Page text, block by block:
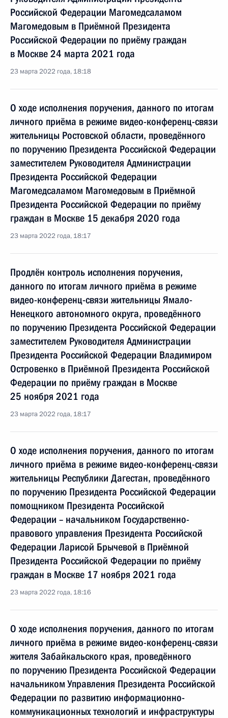
Российской Федерации Магомедсаламом
Магомедовым в Приёмной Президента
Российской Федерации по приёму граждан
в Москве 24 марта 2021 года
23 марта 2022 года, 18:18
О ходе исполнения поручения, данного по итогам
личного приёма в режиме видео-конференц-связи
жительницы Ростовской области, проведённого
по поручению Президента Российской Федерации
заместителем Руководителя Администрации
Президента Российской Федерации
Магомедсаламом Магомедовым в Приёмной
Президента Российской Федерации по приёму
граждан в Москве 15 декабря 2020 года
23 марта 2022 года, 18:17
Продлён контроль исполнения поручения,
данного по итогам личного приёма в режиме
видео-конференц-связи жительницы Ямало-
Ненецкого автономного округа, проведённого
по поручению Президента Российской Федерации
заместителем Руководителя Администрации
Президента Российской Федерации Владимиром
Островенко в Приёмной Президента Российской
Федерации по приёму граждан в Москве
25 ноября 2021 года
23 марта 2022 года, 18:17
О ходе исполнения поручения, данного по итогам
личного приёма в режиме видео-конференц-связи
жительницы Республики Дагестан, проведённого
по поручению Президента Российской Федерации
помощником Президента Российской
Федерации – начальником Государственно-
правового управления Президента Российской
Федерации Ларисой Брычевой в Приёмной
Президента Российской Федерации по приёму
граждан в Москве 17 ноября 2021 года
23 марта 2022 года, 18:16
О ходе исполнения поручения, данного по итогам
личного приёма в режиме видео-конференц-связи
жителя Забайкальского края, проведённого
по поручению Президента Российской Федерации
начальником Управления Президента Российской
Федерации по развитию информационно-
коммуникационных технологий и инфраструктуры